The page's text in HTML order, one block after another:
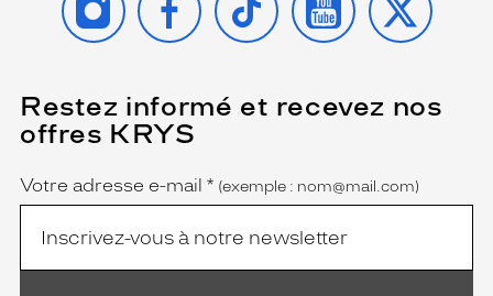
Restez informé et recevez nos
offres KRYS
Name
Votre adresse e-mail *
(Ce
champ
est
obligatoire)
(exemple : nom@mail.com)